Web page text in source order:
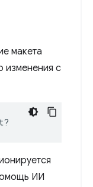
макета
изменения с
ИИ